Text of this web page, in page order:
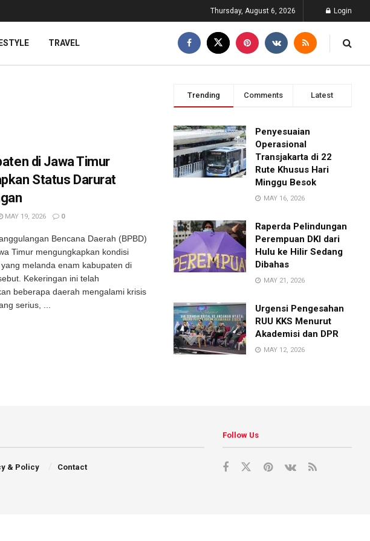
Thursday, August 6, 2026 Login
TRAVEL
di Jawa Timur
Status Darurat
MAY 19, 2026 0
Bencana Daerah (BPBD)
Timur mengungkapkan kondisi
melanda enam kabupaten di
Kekeringan ini telah
beberapa daerah mengalami krisis
serius, ...
Trending Comments Latest
Penyesuaian
Operasional
Transjakarta di 22
Rute Khusus Hari
Minggu Besok
MAY 16, 2026
Raperda Pelindungan
Perempuan DKI dari
Hulu ke Hilir Sedang
Dibahas
MAY 21, 2026
Urgensi Pengesahan
RUU KKS Menurut
Akademisi dan DPR
MAY 12, 2026
& Policy Contact
Follow Us